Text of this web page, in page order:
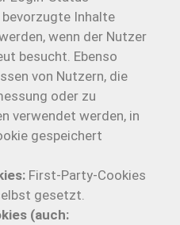
Inhalte
wenn der Nutzer
besucht. Ebenso
von Nutzern, die
oder zu
verwendet werden, in
gespeichert
First-Party-Cookies
gesetzt.
(auch: